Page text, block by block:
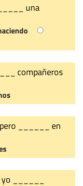
una
compañeros
______ en
______